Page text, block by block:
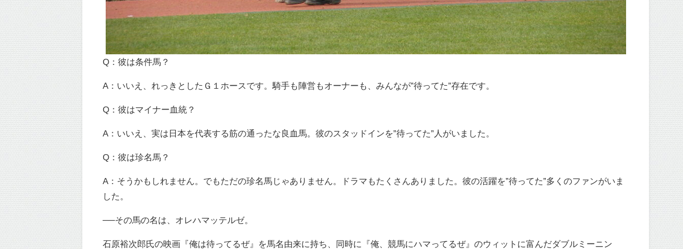
Q：彼は条件馬？
A：いいえ、れっきとしたＧ１ホースです。騎手も陣営もオーナーも、みんなが”待ってた”存在です。
Q：彼はマイナー血統？
A：いいえ、実は日本を代表する筋の通ったな良血馬。彼のスタッドインを”待ってた”人がいました。
Q：彼は珍名馬？
A：そうかもしれません。でもただの珍名馬じゃありません。ドラマもたくさんありました。彼の活躍を”待ってた”多くのファンがいま
した。
──その馬の名は、オレハマッテルゼ。
石原裕次郎氏の映画『俺は待ってるぜ』を馬名由来に持ち、同時に『俺、競馬にハマってるぜ』のウィットに富んだダブルミーニン